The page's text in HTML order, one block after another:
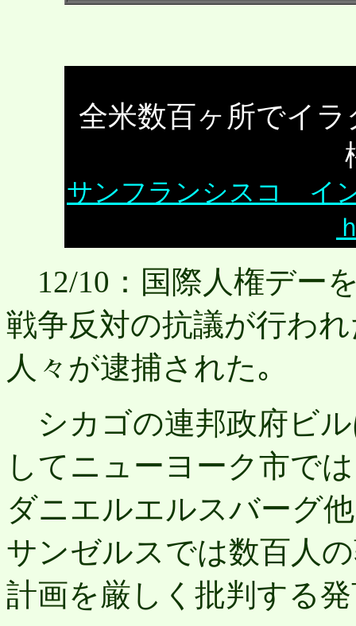
全米数百ヶ所でイ
サンフランシスコ イ
12/10：国際人権デー
戦争反対の抗議が行わ
人々が逮捕された｡
シカゴの連邦政府ビ
してニューヨーク市で
ダニエルエルスバーグ
サンゼルスでは数百人
計画を厳しく批判する